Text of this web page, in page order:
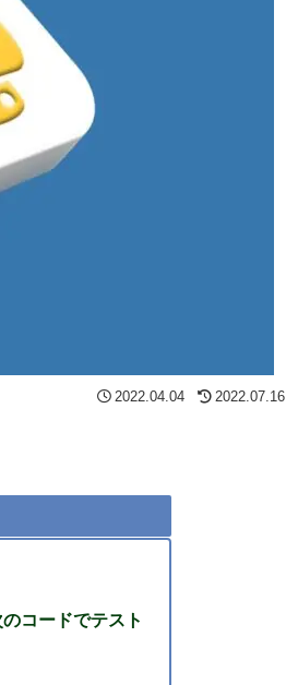
2022.04.04 2022.07.16
コードでテスト